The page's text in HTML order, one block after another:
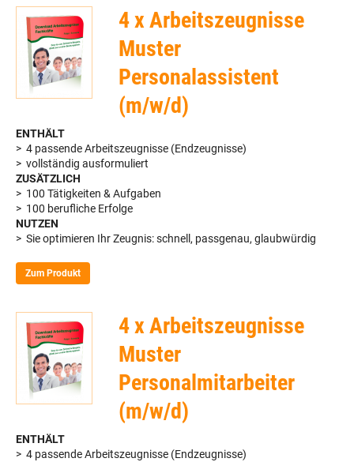
4 x Arbeitszeugnisse
Muster
Personalassistent
(m/w/d)
ENTHÄLT
> 4 passende Arbeitszeugnisse (Endzeugnisse)
> vollständig ausformuliert
ZUSÄTZLICH
> 100 Tätigkeiten & Aufgaben
> 100 berufliche Erfolge
NUTZEN
> Sie optimieren Ihr Zeugnis: schnell, passgenau, glaubwürdig
Zum Produkt
4 x Arbeitszeugnisse
Muster
Personalmitarbeiter
(m/w/d)
ENTHÄLT
> 4 passende Arbeitszeugnisse (Endzeugnisse)